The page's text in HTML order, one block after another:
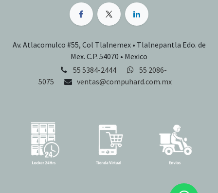
Av. Atlacomulco #55, Col Tlalnemex • Tlalnepantla Edo. de
Mex. C.P. 54070 • Mexico
55 5384-2444
55 2086-
5075
ventas@compuhard.com.mx